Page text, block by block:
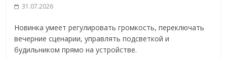
31.07.2026
Новинка умеет регулировать громкость, переключать
вечерние сценарии, управлять подсветкой и
будильником прямо на устройстве.